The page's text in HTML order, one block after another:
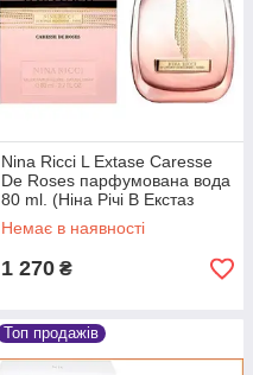
Nina Ricci L Extase Caresse
De Roses парфумована вода
80 ml. (Ніна Річі В Екстаз
Карессе Де Роза)
Немає в наявності
1 270 ₴
Топ продажів